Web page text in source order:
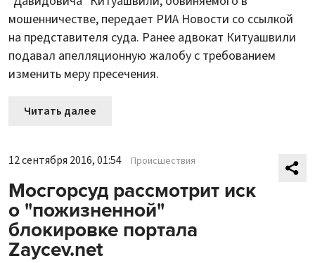
мошенничестве, передает РИА Новости со ссылкой
на представителя суда. Ранее адвокат Китуашвили
подавал апелляционную жалобу с требованием
изменить меру пресечения.
Читать далее
12 сентября 2016, 01:54 Происшествия
Мосгорсуд рассмотрит иск
о "пожизненной"
блокировке портала
Zaycev.net